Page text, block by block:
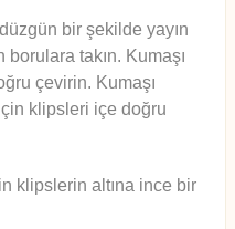
bir şekilde yayın
takın. Kumaşı
çevirin. Kumaşı
klipsleri içe doğru
klipslerin altına ince bir